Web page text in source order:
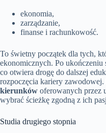
ekonomia,
zarządzanie,
finanse i rachunkowość.
To świetny początek dla tych,
ekonomicznych. Po ukończeniu
co otwiera drogę do dalszej
rozpoczęcia kariery
kierunków oferowanych przez
wybrać ścieżkę zgodną z ich
Studia drugiego stopnia